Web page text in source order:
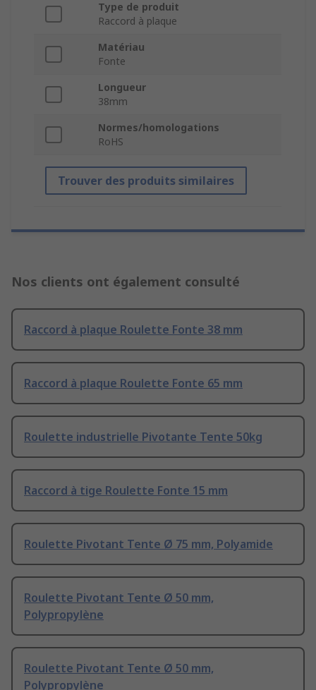
Type de produit
Raccord à plaque
Matériau
Fonte
Longueur
38mm
Normes/homologations
RoHS
Trouver des produits similaires
Nos clients ont également consulté
Raccord à plaque Roulette Fonte 38 mm
Raccord à plaque Roulette Fonte 65 mm
Roulette industrielle Pivotante Tente 50kg
Raccord à tige Roulette Fonte 15 mm
Roulette Pivotant Tente Ø 75 mm, Polyamide
Roulette Pivotant Tente Ø 50 mm,
Polypropylène
Roulette Pivotant Tente Ø 50 mm,
Polypropylène